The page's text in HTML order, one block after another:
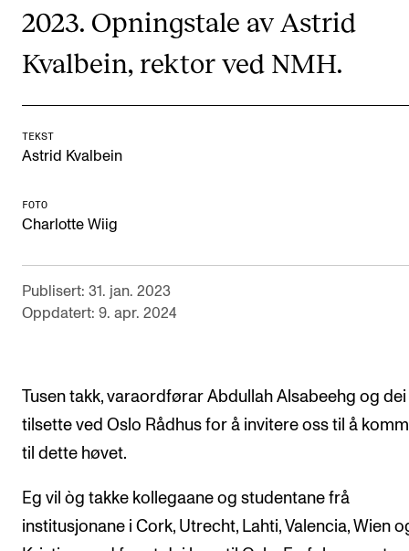
Semesterregistrering
Si ifra!
Utveksling og reiser
Mangfold og likestilling
Nyheter for studenter
Etter noter nyhetsbrev
Kontaktpunkt
2023. Opningstale av Astrid
Kvalbein, rektor ved NMH.
TEKST
Astrid Kvalbein
FOTO
Charlotte Wiig
Publisert: 31. jan. 2023
Oppdatert: 9. apr. 2024
Tusen takk, varaordførar Abdullah Alsabeehg og dei
tilsette ved Oslo Rådhus for å invitere oss til å
til dette høvet.
Eg vil òg takke kollegaane og studentane frå
institusjonane i Cork, Utrecht, Lahti, Valencia, Wien